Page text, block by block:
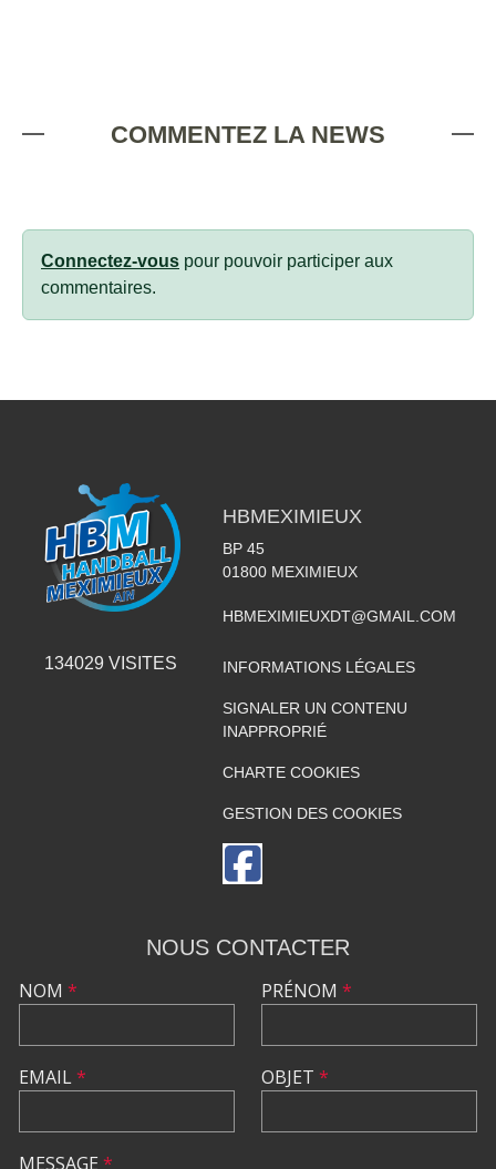
COMMENTEZ LA NEWS
Connectez-vous pour pouvoir participer aux
commentaires.
134029 VISITES
HBMEXIMIEUX
BP 45
01800 MEXIMIEUX
HBMEXIMIEUXDT@GMAIL.COM
INFORMATIONS LÉGALES
SIGNALER UN CONTENU
INAPPROPRIÉ
CHARTE COOKIES
GESTION DES COOKIES
NOUS CONTACTER
NOM *
EMAIL*
PRÉNOM *
OBJET *
MESSAGE *